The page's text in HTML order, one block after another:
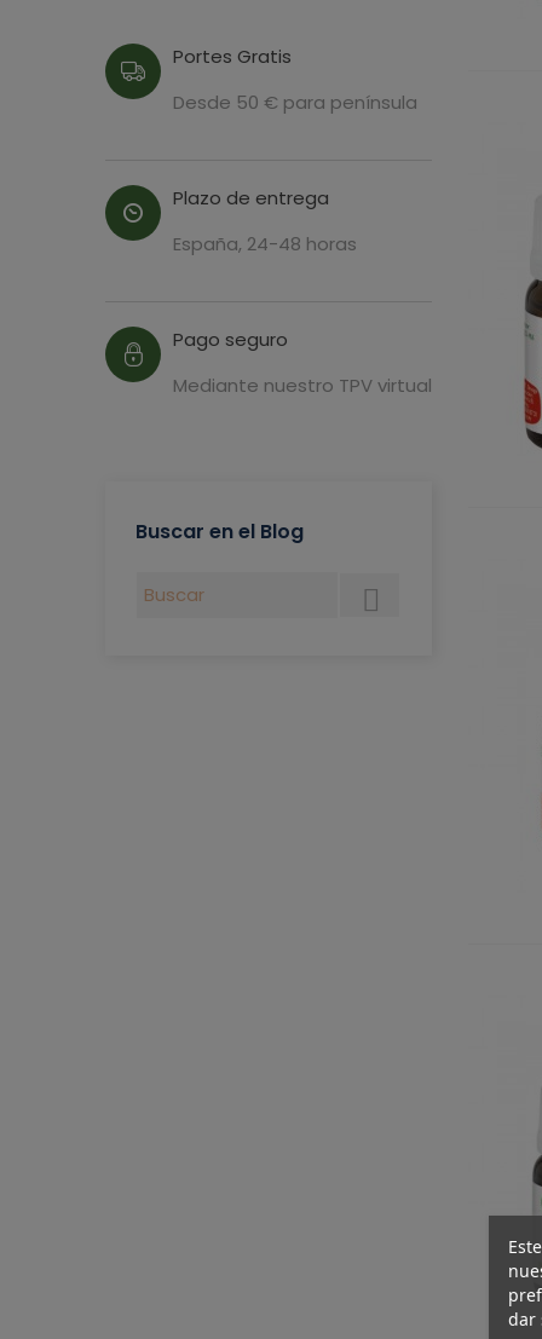
Portes Gratis
Desde 50 € para península
Plazo de entrega
España, 24-48 horas
Pago seguro
Mediante nuestro TPV virtual
Buscar en el Blog

dar